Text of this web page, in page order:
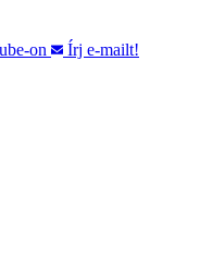
on
Írj e-mailt!